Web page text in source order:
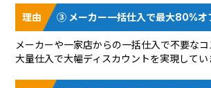
③ メーカー一括仕入で最大80%オ
メーカーや一家店からの一括仕入で不要なコ
大量仕入で大幅ディスカウントを実現してい